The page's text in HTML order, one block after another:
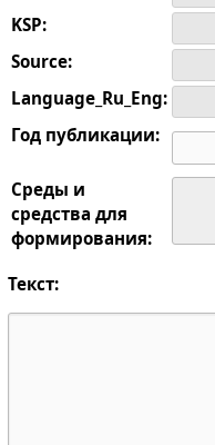
KSP:
Source:
Language_Ru_Eng:
Год публикации:
Среды и
средства для
формирования:
Текст: